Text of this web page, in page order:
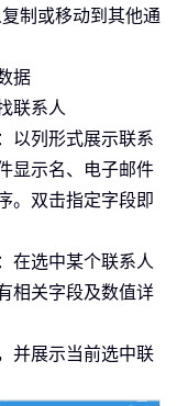
制或移动到其他通
据
联系人
：以列形式展示联系
显示名、电子邮件
。双击指定字段即
：在选中某个联系人
相关字段及数值详
并展示当前选中联